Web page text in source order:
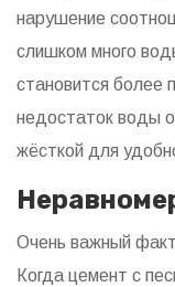
нарушение
слишком много
становится более
недостаток воды
жёсткой для
Очень важный
Когда цемент с